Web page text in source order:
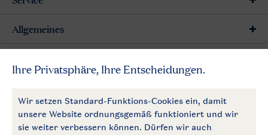
Follow Us
Allgemeines